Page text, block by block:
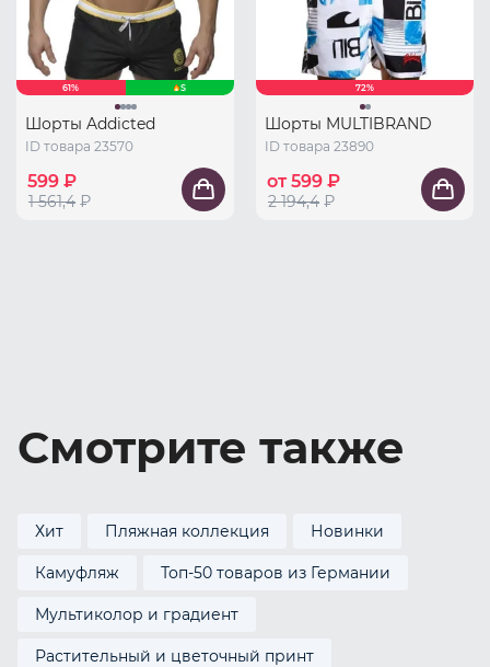
61% S
Шорты Addicted
ID товара 23570
599 ₽
1 561,4 ₽
72%
Шорты MULTIBRAND
ID товара 23890
от 599 ₽
2 194,4 ₽
Смотрите также
Хит Пляжная коллекция Новинки
Камуфляж Топ-50 товаров из Германии
Мультиколор и градиент
Растительный и цветочный принт